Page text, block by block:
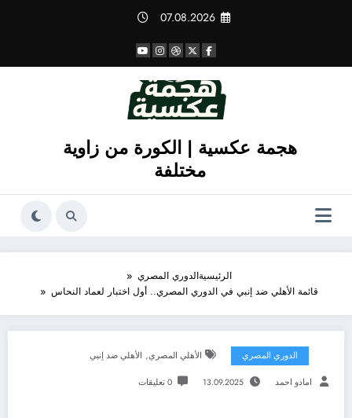
07.08.2026
هجمة عكسية | الكورة من زاوية
مختلفة
الرئيسيةالدوري المصري
قائمة الأهلي ضد إنبي في الدوري المصري.. أول اختبار لعماد النحاس
الدوري المصري الأهلي المصري, الأهلي ضد إنبي
امادو احمد 13.09.2025 0 تعليقات